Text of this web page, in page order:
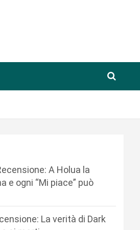
A Holua la
e ogni “Mi piace” può
La verità di Dark